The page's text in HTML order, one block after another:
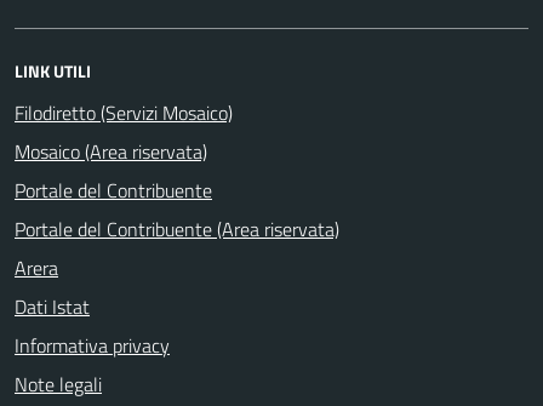
LINK UTILI
Filodiretto (Servizi Mosaico)
Mosaico (Area riservata)
Portale del Contribuente
Portale del Contribuente (Area riservata)
Arera
Dati Istat
Informativa privacy
Note legali